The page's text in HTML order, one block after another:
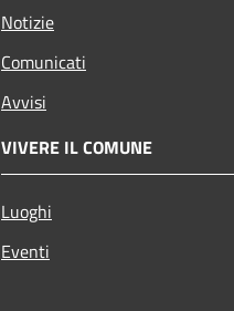
Notizie
Comunicati
Avvisi
VIVERE IL COMUNE
Luoghi
Eventi